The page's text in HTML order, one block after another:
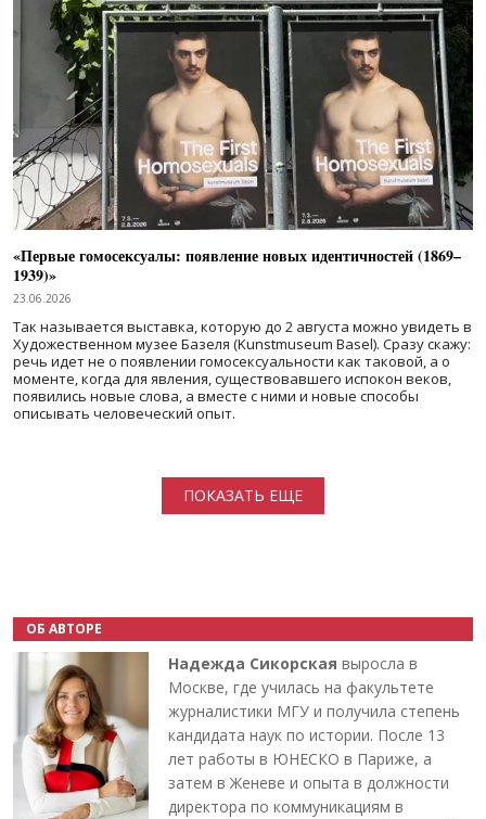
«Первые гомосексуалы: появление новых идентичностей (1869–
1939)»
23.06.2026
Так называется выставка, которую до 2 августа можно увидеть в
Художественном музее Базеля (Kunstmuseum Basel). Сразу скажу:
речь идет не о появлении гомосексуальности как таковой, а о
моменте, когда для явления, существовавшего испокон веков,
появились новые слова, а вместе с ними и новые способы
описывать человеческий опыт.
ПОКАЗАТЬ ЕЩЕ
ОБ АВТОРЕ
Надежда Сикорская выросла в
Москве, где училась на факультете
журналистики МГУ и получила степень
кандидата наук по истории. После 13
лет работы в ЮНЕСКО в Париже, а
затем в Женеве и опыта в должности
директора по коммуникациям в